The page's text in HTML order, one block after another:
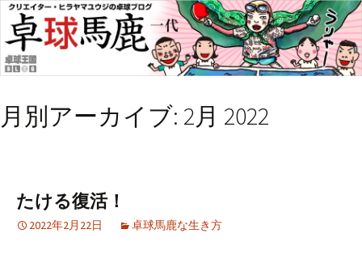
月別アーカイブ: 2月 2022
たける復活！
2022年2月22日 卓球馬鹿な生き方